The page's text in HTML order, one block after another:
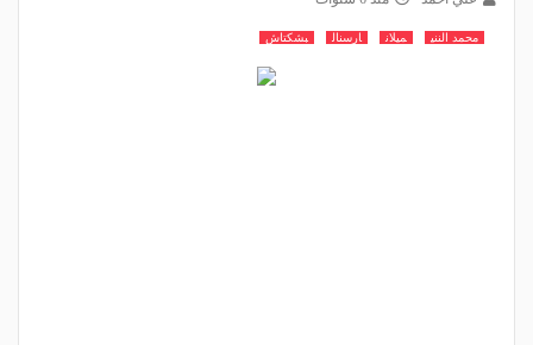
محمد النني ميلان ارسنال بشكتاش